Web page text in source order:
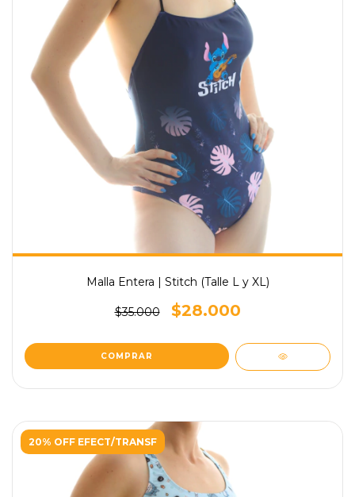
Malla Entera | Stitch (Talle L y XL)
$35.000 $28.000
COMPRAR
20% OFF EFECT/TRANSF